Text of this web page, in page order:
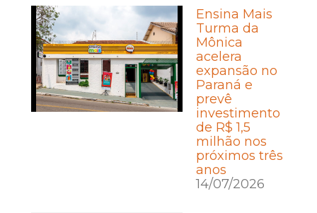
Ensina Mais
Turma da
Mônica
acelera
expansão no
Paraná e
prevê
investimento
de R$ 1,5
milhão nos
próximos três
anos
14/07/2026